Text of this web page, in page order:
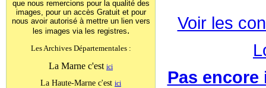
que nous remercions pour la qualité des
images, pour un accès Gratuit et pour
nous avoir autorisé à mettre un lien vers
les images via les registres.
Les Archives Départementales :
La Marne c'est ici
La Haute-Marne c'est ici
Voir les
Pas